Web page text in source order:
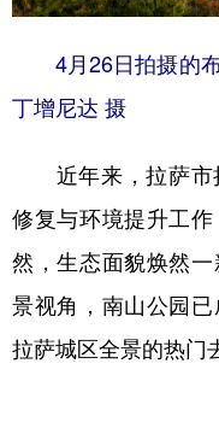
4月26日拍摄的布
丁增尼达 摄
近年来，拉萨
修复与环境提升工
然，生态面貌焕然
景视角，南山公园
拉萨城区全景的热门